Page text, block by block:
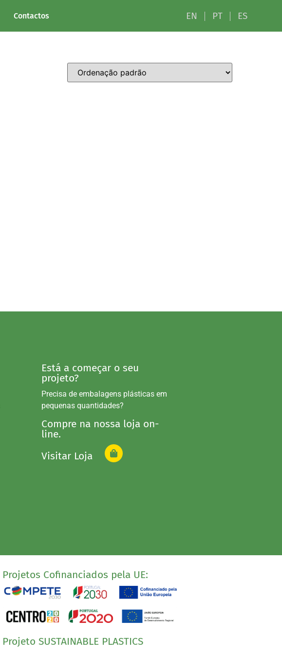
Contactos EN PT ES
Está a começar o seu
projeto?
Precisa de embalagens plásticas em
pequenas quantidades?
Compre na nossa loja on-
line.
Visitar Loja
Projetos Cofinanciados pela UE:
Projeto SUSTAINABLE PLASTICS